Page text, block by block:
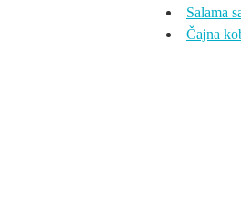
Salama
Čajna